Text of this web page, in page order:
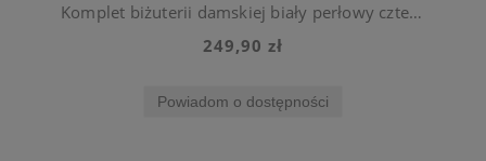
Komplet biżuterii damskiej biały perłowy czterolistna koniczynka ze stali chirurgicznej
249,90 zł
Powiadom o dostępności